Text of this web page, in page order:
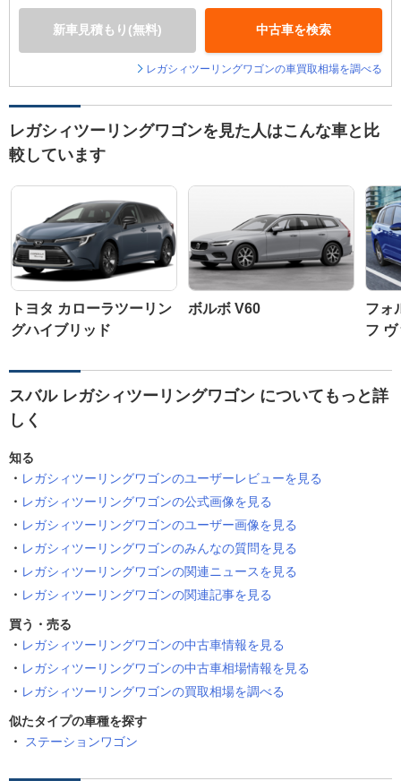
新車見積もり(無料) 中古車を検索
レガシィツーリングワゴンの車買取相場を調べる
レガシィツーリングワゴンを見た人はこんな車と比
較しています
トヨタ カローラツーリン
グハイブリッド
ボルボ V60
フォ
フ
スバル レガシィツーリングワゴン についてもっと詳
しく
知る
レガシィツーリングワゴンのユーザーレビューを見る
レガシィツーリングワゴンの公式画像を見る
レガシィツーリングワゴンのユーザー画像を見る
レガシィツーリングワゴンのみんなの質問を見る
レガシィツーリングワゴンの関連ニュースを見る
レガシィツーリングワゴンの関連記事を見る
買う・売る
レガシィツーリングワゴンの中古車情報を見る
レガシィツーリングワゴンの中古車相場情報を見る
レガシィツーリングワゴンの買取相場を調べる
似たタイプの車種を探す
ステーションワゴン